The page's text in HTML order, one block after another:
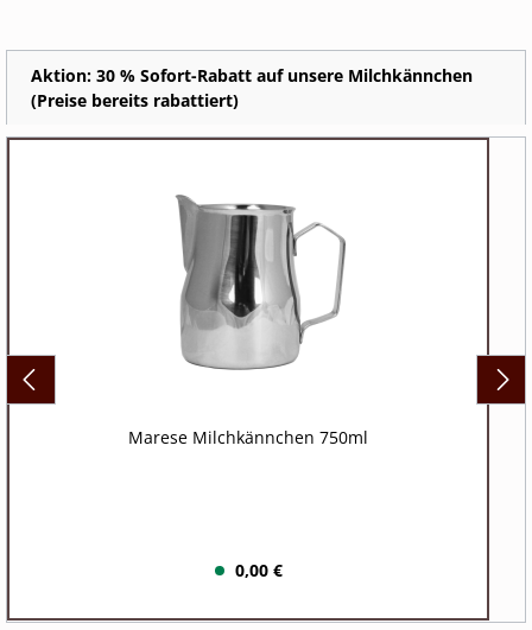
Aktion: 30 % Sofort-Rabatt auf unsere Milchkännchen
(Preise bereits rabattiert)
Marese Milchkännchen 750ml
0,00 €